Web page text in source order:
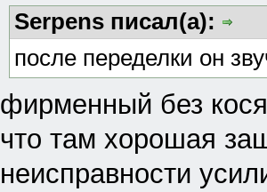
Serpens писал(а):
после переделки он
фирменный без
что там хорошая
неисправности